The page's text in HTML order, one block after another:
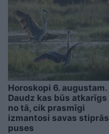
Horoskopi 6. augustam.
Daudz kas būs atkarīgs
no tā, cik prasmīgi
izmantosi savas stiprās
puses